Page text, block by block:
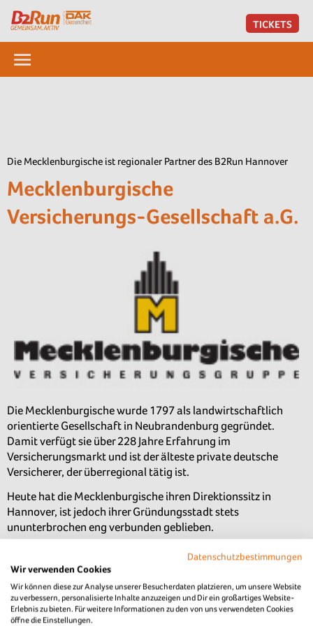
TICKETS
Die Mecklenburgische ist regionaler Partner des B2Run Hannover
Mecklenburgische
Versicherungs-Gesellschaft a.G.
Die Mecklenburgische wurde 1797 als landwirtschaftlich
orientierte Gesellschaft in Neubrandenburg gegründet.
Damit verfügt sie über 228 Jahre Erfahrung im
Versicherungsmarkt und ist der älteste private deutsche
Versicherer, der überregional tätig ist.
Heute hat die Mecklenburgische ihren Direktionssitz in
Hannover, ist jedoch ihrer Gründungsstadt stets
ununterbrochen eng verbunden geblieben.
Der Mecklenburgischen Versicherungs-Gesellschaft a.G.
vertrauen mehr als650.000 Menschen
Lebenssituationen Ihre Sicherheit und Vorsorge an. Wie uns
das gelingt? Unsere über 1.000 Ange­stellten sowie über 800
Agen­turen vor Ort finden gemeinsam mit unseren Kundinnen
Datenschutzbestimmungen
Wir verwenden Cookies
Wir können diese zur Analyse unserer Besucherdaten platzieren, um unsere Website
zu verbessern, personalisierte Inhalte anzuzeigen und Dir ein großartiges Website-
Erlebnis zu bieten. Für weitere Informationen zu den von uns verwendeten Cookies
öffne die Einstellungen.